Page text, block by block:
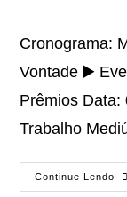
Cronograma:
Vontade ▶️
Prêmios
Trabalho
Continue Lendo